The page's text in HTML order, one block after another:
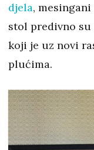
djela,
stol predivno
koji je uz novi
plućima.